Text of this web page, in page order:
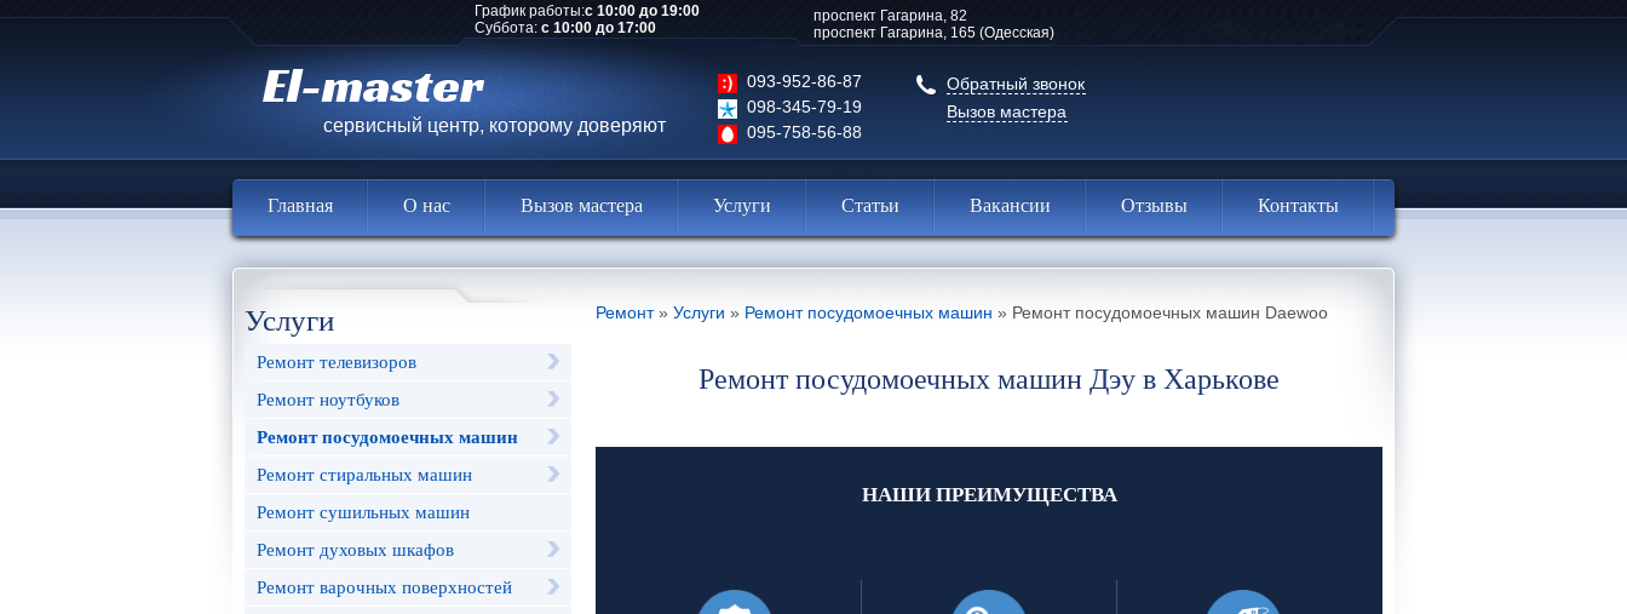
El-master
сервисный центр, которому доверяют
График работы:с 10:00 до 19:00
Суббота: с 10:00 до 17:00
проспект Гагарина, 82
проспект Гагарина, 165 (Одесская)
093-952-86-87
098-345-79-19
095-758-56-88
Обратный звонок
Вызов мастера
Главная О нас Вызов мастера Услуги Статьи Вакансии Отзывы Контакты
Услуги
Ремонт телевизоров
Ремонт ноутбуков
Ремонт посудомоечных машин
Ремонт стиральных машин
Ремонт сушильных машин
Ремонт духовых шкафов
Ремонт варочных поверхностей
Ремонт» Услуги » Ремонт посудомоечных машин » Ремонт посудомоечных машин Daewoo
Ремонт посудомоечных машин Дэу в Харькове
НАШИ ПРЕИМУЩЕСТВА